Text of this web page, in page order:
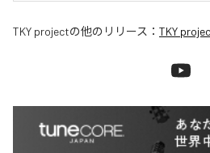
TKY projectの他のリリース： TKY